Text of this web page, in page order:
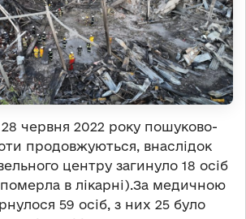
червня 2022 року пошуково-
продовжуються, внаслідок
центру загинуло 18 осіб
в лікарні).За медичною
59 осіб, з них 25 було